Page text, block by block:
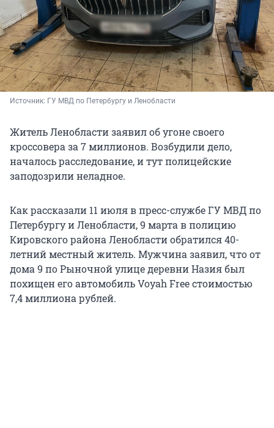
Источник: ГУ МВД по Петербургу и Ленобласти
Житель Ленобласти заявил об угоне своего
кроссовера за 7 миллионов. Возбудили дело,
началось расследование, и тут полицейские
заподозрили неладное.
Как рассказали 11 июля в пресс-службе ГУ МВД по
Петербургу и Ленобласти, 9 марта в полицию
Кировского района Ленобласти обратился 40-
летний местный житель. Мужчина заявил, что от
дома 9 по Рыночной улице деревни Назия был
похищен его автомобиль Voyah Free стоимостью
7,4 миллиона рублей.